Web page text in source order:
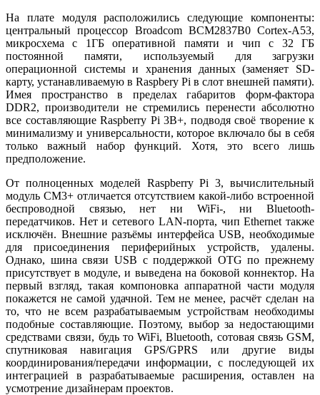
На плате модуля расположились следующие компоненты:
центральный процессор Broadcom BCM2837B0 Cortex-A53,
микросхема с 1ГБ оперативной памяти и чип с 32 ГБ
постоянной памяти, используемый для загрузки
операционной системы и хранения данных (заменяет SD-
карту, устанавливаемую в Raspbery Pi в слот внешней памяти).
Имея пространство в пределах габаритов форм-фактора
DDR2, производители не стремились перенести абсолютно
все составляющие Raspberry Pi 3B+, подводя своё творение к
минимализму и универсальности, которое включало бы в себя
только важный набор функций. Хотя, это всего лишь
предположение.
От полноценных моделей Raspberry Pi 3, вычислительный
модуль CM3+ отличается отсутствием какой-либо встроенной
беспроводной связью, нет ни WiFi-, ни Bluetooth-
передатчиков. Нет и сетевого LAN-порта, чип Ethernet также
исключён. Внешние разъёмы интерфейса USB, необходимые
для присоединения периферийных устройств, удалены.
Однако, шина связи USB с поддержкой OTG по прежнему
присутствует в модуле, и выведена на боковой коннектор. На
первый взгляд, такая компоновка аппаратной части модуля
покажется не самой удачной. Тем не менее, расчёт сделан на
то, что не всем разрабатываемым устройствам необходимы
подобные составляющие. Поэтому, выбор за недостающими
средствами связи, будь то WiFi, Bluetooth, сотовая связь GSM,
спутниковая навигация GPS/GPRS или другие виды
координирования/передачи информации, с последующей их
интеграцией в разрабатываемые расширения, оставлен на
усмотрение дизайнерам проектов.